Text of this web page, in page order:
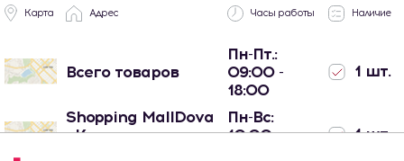
Карта Адрес Часы работы Наличие
Всего товаров
Пн-Пт.:
09:00 -
18:00
1 шт.
Shopping MallDova
- Кишинев, ул.
Пн-Вс:
10:00 -
1 шт.